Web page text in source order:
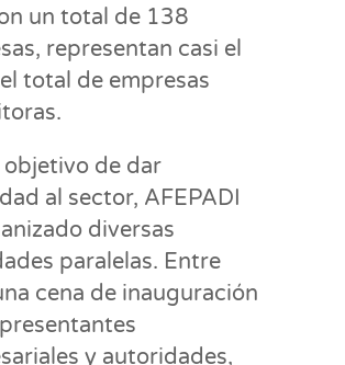
un total de 138
representan casi el
total de empresas
objetivo de dar
al sector, AFEPADI
diversas
paralelas. Entre
cena de inauguración
y autoridades,